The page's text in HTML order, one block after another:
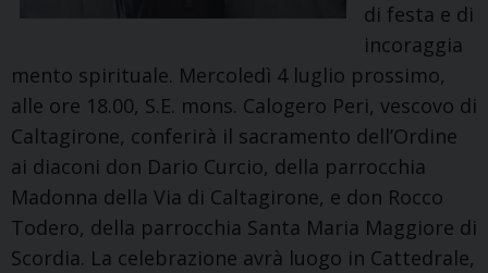
di festa e di
incoraggia
mento spirituale. Mercoledì 4 luglio prossimo,
alle ore 18.00, S.E. mons. Calogero Peri, vescovo di
Caltagirone, conferirà il sacramento dell’Ordine
ai diaconi don Dario Curcio, della parrocchia
Madonna della Via di Caltagirone, e don Rocco
Todero, della parrocchia Santa Maria Maggiore di
Scordia. La celebrazione avrà luogo in Cattedrale,